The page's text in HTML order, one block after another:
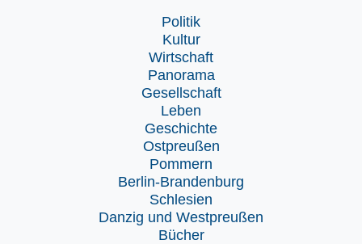
Politik
Kultur
Wirtschaft
Panorama
Gesellschaft
Leben
Geschichte
Ostpreußen
Pommern
Berlin-Brandenburg
Schlesien
Danzig und Westpreußen
Bücher